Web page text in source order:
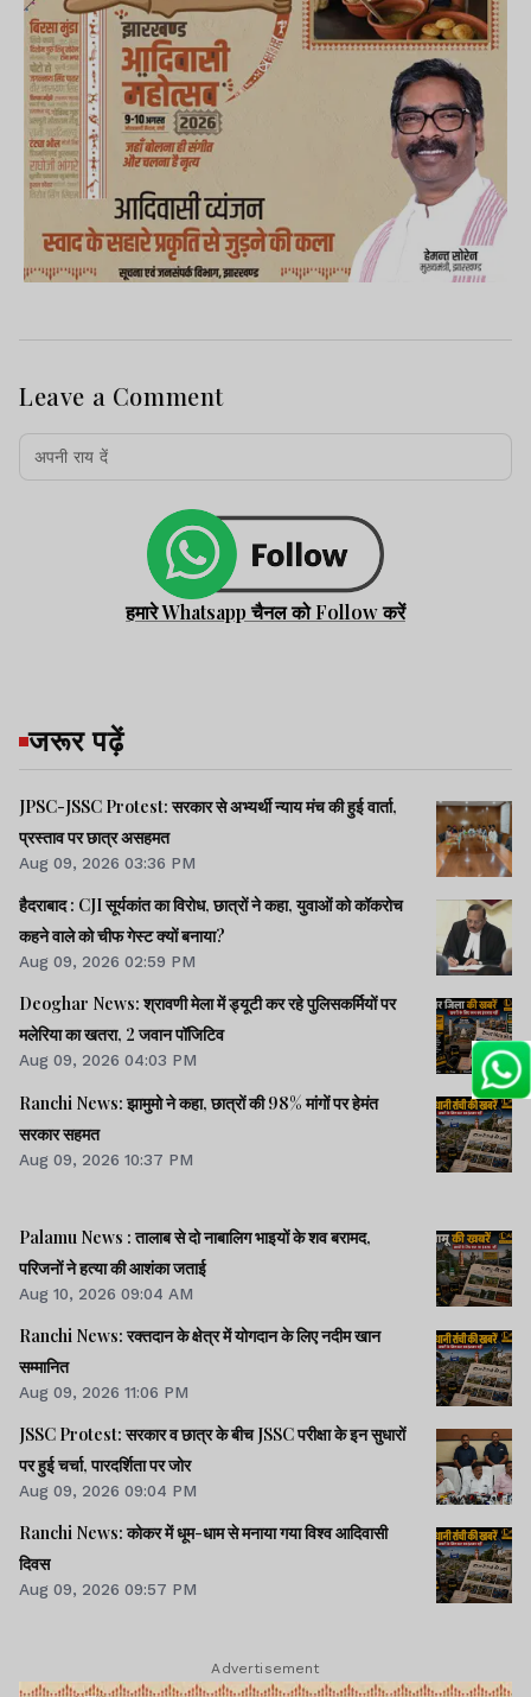
Leave a Comment
हमारे Whatsapp चैनल को Follow करें
जरूर पढ़ें
JPSC-JSSC Protest: सरकार से अभ्यर्थी न्याय मंच की हुई वार्ता,
प्रस्ताव पर छात्र असहमत
Aug 09, 2026 03:36 PM
हैदराबाद : CJI सूर्यकांत का विरोध, छात्रों ने कहा, युवाओं को कॉकरोच
कहने वाले को चीफ गेस्ट क्यों बनाया?
Aug 09, 2026 02:59 PM
Deoghar News: श्रावणी मेला में ड्यूटी कर रहे पुलिसकर्मियों पर
मलेरिया का खतरा, 2 जवान पॉजिटिव
Aug 09, 2026 04:03 PM
Ranchi News: झामुमो ने कहा, छात्रों की 98% मांगों पर हेमंत
सरकार सहमत
Aug 09, 2026 10:37 PM
Palamu News : तालाब से दो नाबालिग भाइयों के शव बरामद,
परिजनों ने हत्या की आशंका जताई
Aug 10, 2026 09:04 AM
Ranchi News: रक्तदान के क्षेत्र में योगदान के लिए नदीम खान
सम्मानित
Aug 09, 2026 11:06 PM
JSSC Protest: सरकार व छात्र के बीच JSSC परीक्षा के इन सुधारों
पर हुई चर्चा, पारदर्शिता पर जोर
Aug 09, 2026 09:04 PM
Ranchi News: कोकर में धूम-धाम से मनाया गया विश्व आदिवासी
दिवस
Aug 09, 2026 09:57 PM
Advertisement